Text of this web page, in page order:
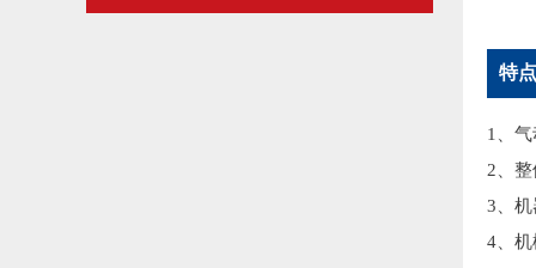
特
1、
2、
3、
4、